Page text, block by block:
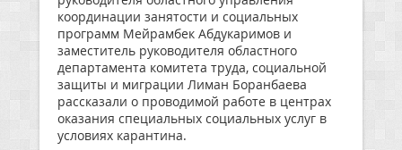
координации занятости и социальных
программ Мейрамбек Абдукаримов и
заместитель руководителя областного
департамента комитета труда, социальной
защиты и миграции Лиман Боранбаева
рассказали о проводимой работе в центрах
оказания специальных социальных услуг в
условиях карантина.